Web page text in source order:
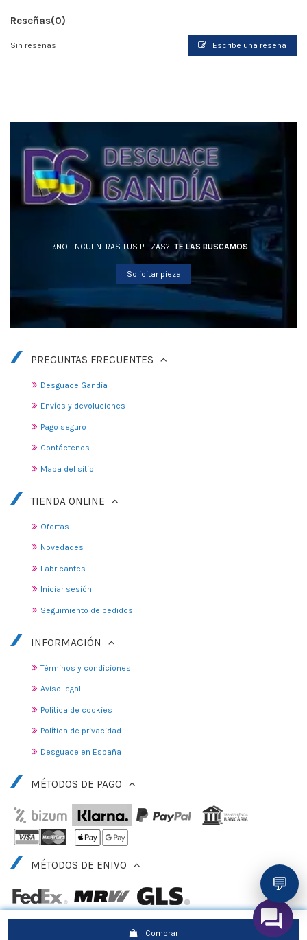
Comprar
Reseñas(0)
Sin reseñas Escribe una reseña
¿NO ENCUENTRAS TUS PIEZAS? TE LAS BUSCAMOS
Solicitar pieza
PREGUNTAS FRECUENTES
Desguace Gandia
Envíos y devoluciones
Pago seguro
Contáctenos
Mapa del sitio
TIENDA ONLINE
Ofertas
Novedades
Fabricantes
Iniciar sesión
Seguimiento de pedidos
INFORMACIÓN
Términos y condiciones
Aviso legal
Política de cookies
Política de privacidad
Desguace en España
MÉTODOS DE PAGO
MÉTODOS DE ENIVO
💬